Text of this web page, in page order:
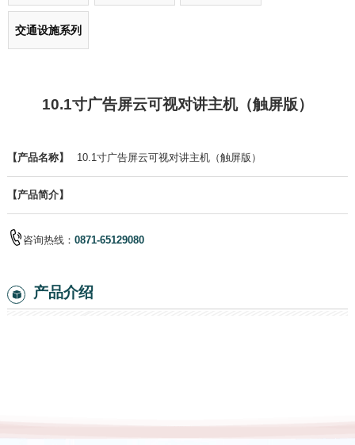
交通设施系列
10.1寸广告屏云可视对讲主机（触屏版）
【产品名称】 10.1寸广告屏云可视对讲主机（触屏版）
【产品简介】
咨询热线： 0871-65129080
产品介绍